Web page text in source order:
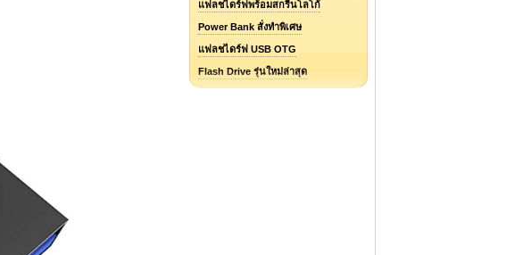
แฟลชไดร์ฟพร้อมสกรีนโลโก้
Power Bank สั่งทำพิเศษ
แฟลชไดร์ฟ USB OTG
Flash Drive รุ่นใหม่ล่าสุด